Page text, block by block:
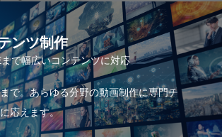
ンツ制作
で幅広いコンテンツに対応
で。あらゆる分野の動画制作に専門チ
応えます。